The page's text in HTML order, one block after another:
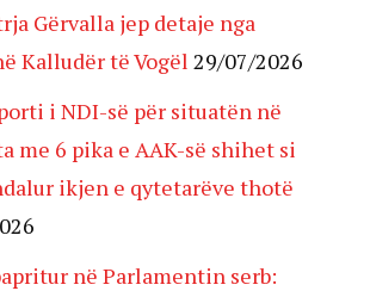
Gërvalla jep detaje nga
Kalludër të Vogël 29/07/2026
i NDI-së për situatën në
me 6 pika e AAK-së shihet si
ikjen e qytetarëve thotë
në Parlamentin serb: